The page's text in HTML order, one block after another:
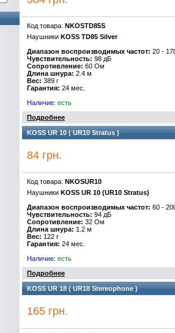
Код товара: NKOSTD85S
Наушники KOSS TD85 Silver
Диапазон воспроизводимых частот: 20 -
Чувствительность: 98 дБ
Сопротивление: 60 Ом
Длина шнура: 2.4 м
Вес: 389 г
Гарантия: 24 мес.
Наличие: есть
Подробнее
KOSS UR 10 ( UR10 Stratus )
84 грн.
Код товара: NKOSUR10
Наушники KOSS UR 10 (UR10 Stratus)
Диапазон воспроизводимых частот: 60 -
Чувствительность: 94 дБ
Сопротивление: 32 Ом
Длина шнура: 1.2 м
Вес: 122 г
Гарантия: 24 мес.
Наличие: есть
Подробнее
KOSS UR 18 ( UR18 Stereophone )
165 грн.